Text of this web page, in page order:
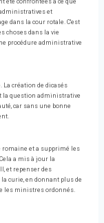
été confrontées à ce que
et
dans la cour rotale. C'est
choses dans la vie
procédure administrative
création de dicasés
la question administrative
car sans une bonne
romaine et a supprimé les
a mis à jour la
et repenser des
curie, en donnant plus de
les ministres ordonnés.